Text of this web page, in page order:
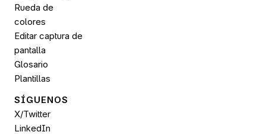
Rueda de
colores
Editar captura de
pantalla
Glosario
Plantillas
SÍGUENOS
X/Twitter
LinkedIn